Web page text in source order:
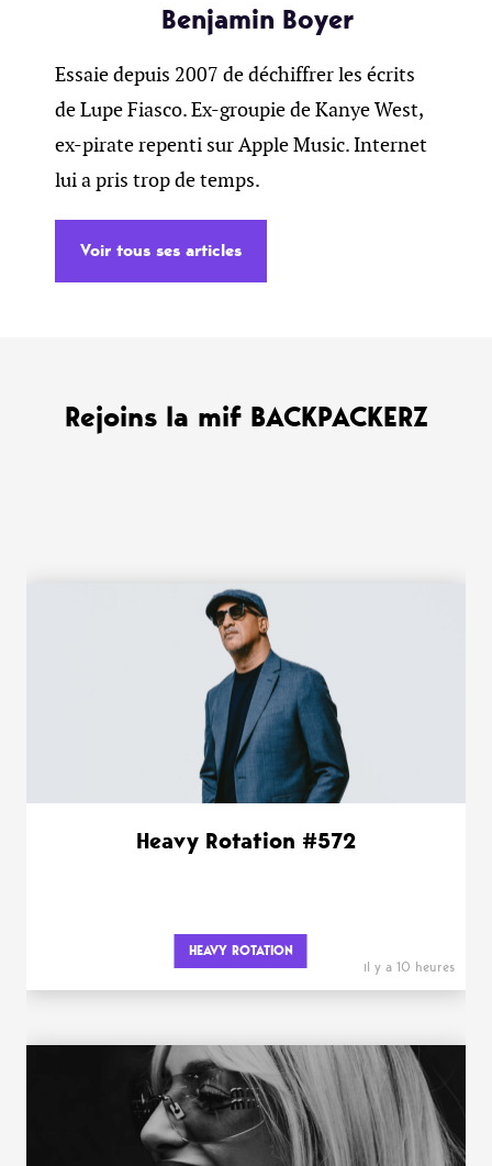
Benjamin Boyer
Essaie depuis 2007 de déchiffrer les écrits
de Lupe Fiasco. Ex-groupie de Kanye West,
ex-pirate repenti sur Apple Music. Internet
lui a pris trop de temps.
Voir tous ses articles
Rejoins la mif BACKPACKERZ
WANT MORE ?
Heavy Rotation #572
HEAVY ROTATION
il y a 10 heures